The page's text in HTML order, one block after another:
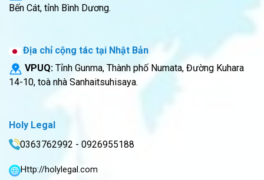
Bến Cát, tỉnh Bình Dương.
Địa chỉ cộng tác tại Nhật Bản
VPUQ: Tỉnh Gunma, Thành phố Numata, Đường Kuhara
14-10, toà nhà Sanhaitsuhisaya.
Holy Legal
0363762992 - 0926955188
Http://holylegal.com